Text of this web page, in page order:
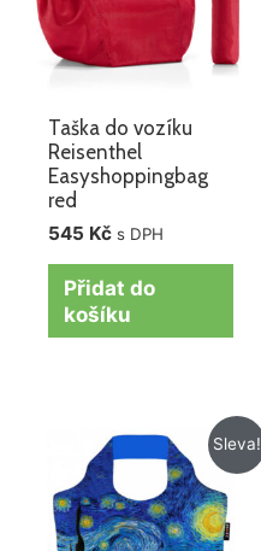
Taška do vozíku
Reisenthel
Easyshoppingbag
red
545 Kč s DPH
Přidat do
košíku
Sleva!
Původní
cena
byla:
259 Kč.
Aktuální
cena
je:
199 Kč.